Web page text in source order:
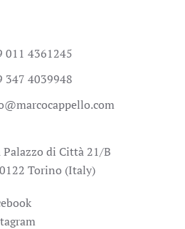
011 4361245
347 4039948
Palazzo di Città 21/B
Torino (Italy)